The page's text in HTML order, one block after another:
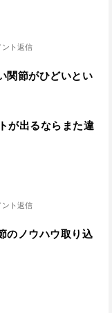
ト返信
関節がひどいとい
が出るならまた違
ト返信
のノウハウ取り込